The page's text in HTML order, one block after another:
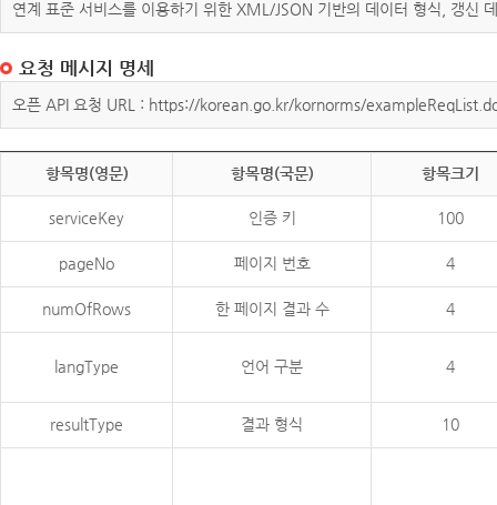
연계 표준 서비스를 이용하기 위한 XML/JSON 기반의 데이터 형식, 갱신
요청 메시지 명세
오픈 API 요청 URL : https://korean.go.kr/kornorms/
항목명(영문) 항목명(국문) 항목크기
serviceKey 인증 키 100
pageNo 페이지 번호 4
numOfRows 한 페이지 결과 수 4
langType 언어 구분 4
resultType 결과 형식 10